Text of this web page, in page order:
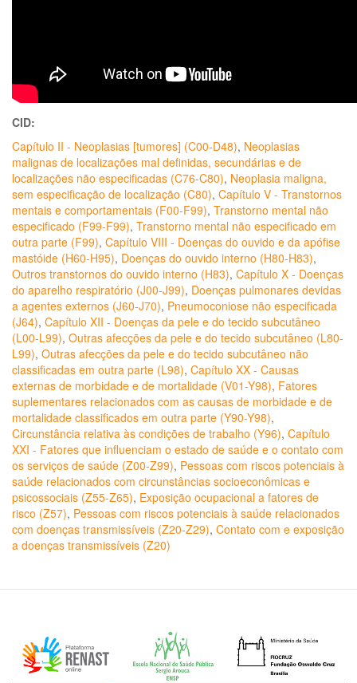
CID:
Capítulo II - Neoplasias [tumores] (C00-D48), Neoplasias
malignas de localizações mal definidas, secundárias e de
localizações não especificadas (C76-C80), Neoplasia maligna,
sem especificação de localização (C80), Capítulo V - Transtornos
mentais e comportamentais (F00-F99), Transtorno mental não
especificado (F99-F99), Transtorno mental não especificado em
outra parte (F99), Capítulo VIII - Doenças do ouvido e da apófise
mastóide (H60-H95), Doenças do ouvido interno (H80-H83),
Outros transtornos do ouvido interno (H83), Capítulo X - Doenças
do aparelho respiratório (J00-J99), Doenças pulmonares devidas
a agentes externos (J60-J70), Pneumoconiose não especificada
(J64), Capítulo XII - Doenças da pele e do tecido subcutâneo
(L00-L99), Outras afecções da pele e do tecido subcutâneo (L80-
L99), Outras afecções da pele e do tecido subcutâneo não
classificadas em outra parte (L98), Capítulo XX - Causas
externas de morbidade e de mortalidade (V01-Y98), Fatores
suplementares relacionados com as causas de morbidade e de
mortalidade classificados em outra parte (Y90-Y98),
Circunstância relativa às condições de trabalho (Y96), Capítulo
XXI - Fatores que influenciam o estado de saúde e o contato com
os serviços de saúde (Z00-Z99), Pessoas com riscos potenciais à
saúde relacionados com circunstâncias socioeconômicas e
psicossociais (Z55-Z65), Exposição ocupacional a fatores de
risco (Z57), Pessoas com riscos potenciais à saúde relacionados
com doenças transmissíveis (Z20-Z29), Contato com e exposição
a doenças transmissíveis (Z20)